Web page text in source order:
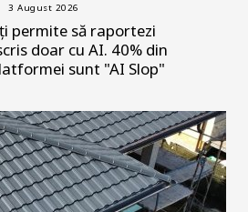
3 August 2026
permite să raportezi
doar cu AI. 40% din
sunt "AI Slop"